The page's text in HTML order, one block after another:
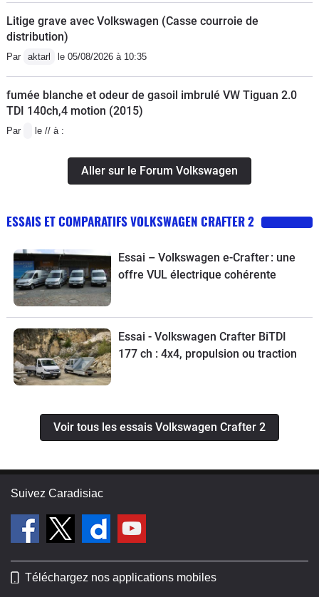
Litige grave avec Volkswagen (Casse courroie de
distribution)
Par aktarl le 05/08/2026 à 10:35
fumée blanche et odeur de gasoil imbrulé VW Tiguan 2.0
TDI 140ch,4 motion (2015)
Par le // à :
Aller sur le Forum Volkswagen
ESSAIS ET COMPARATIFS VOLKSWAGEN CRAFTER 2
Essai – Volkswagen e-Crafter : une
offre VUL électrique cohérente
Essai - Volkswagen Crafter BiTDI
177 ch : 4x4, propulsion ou traction
Voir tous les essais Volkswagen Crafter 2
Suivez Caradisiac
Téléchargez nos applications mobiles